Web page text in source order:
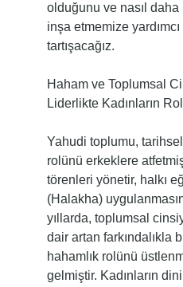
olduğunu ve nasıl daha
inşa etmemize
tartışacağız.
Haham ve Toplumsal
Liderlikte Kadınların
Yahudi toplumu,
rolünü erkeklere
törenleri yönetir, halkı
(Halakha)
yıllarda, toplumsal
dair artan farkındalıkla
hahamlık rolünü
gelmiştir. Kadınların